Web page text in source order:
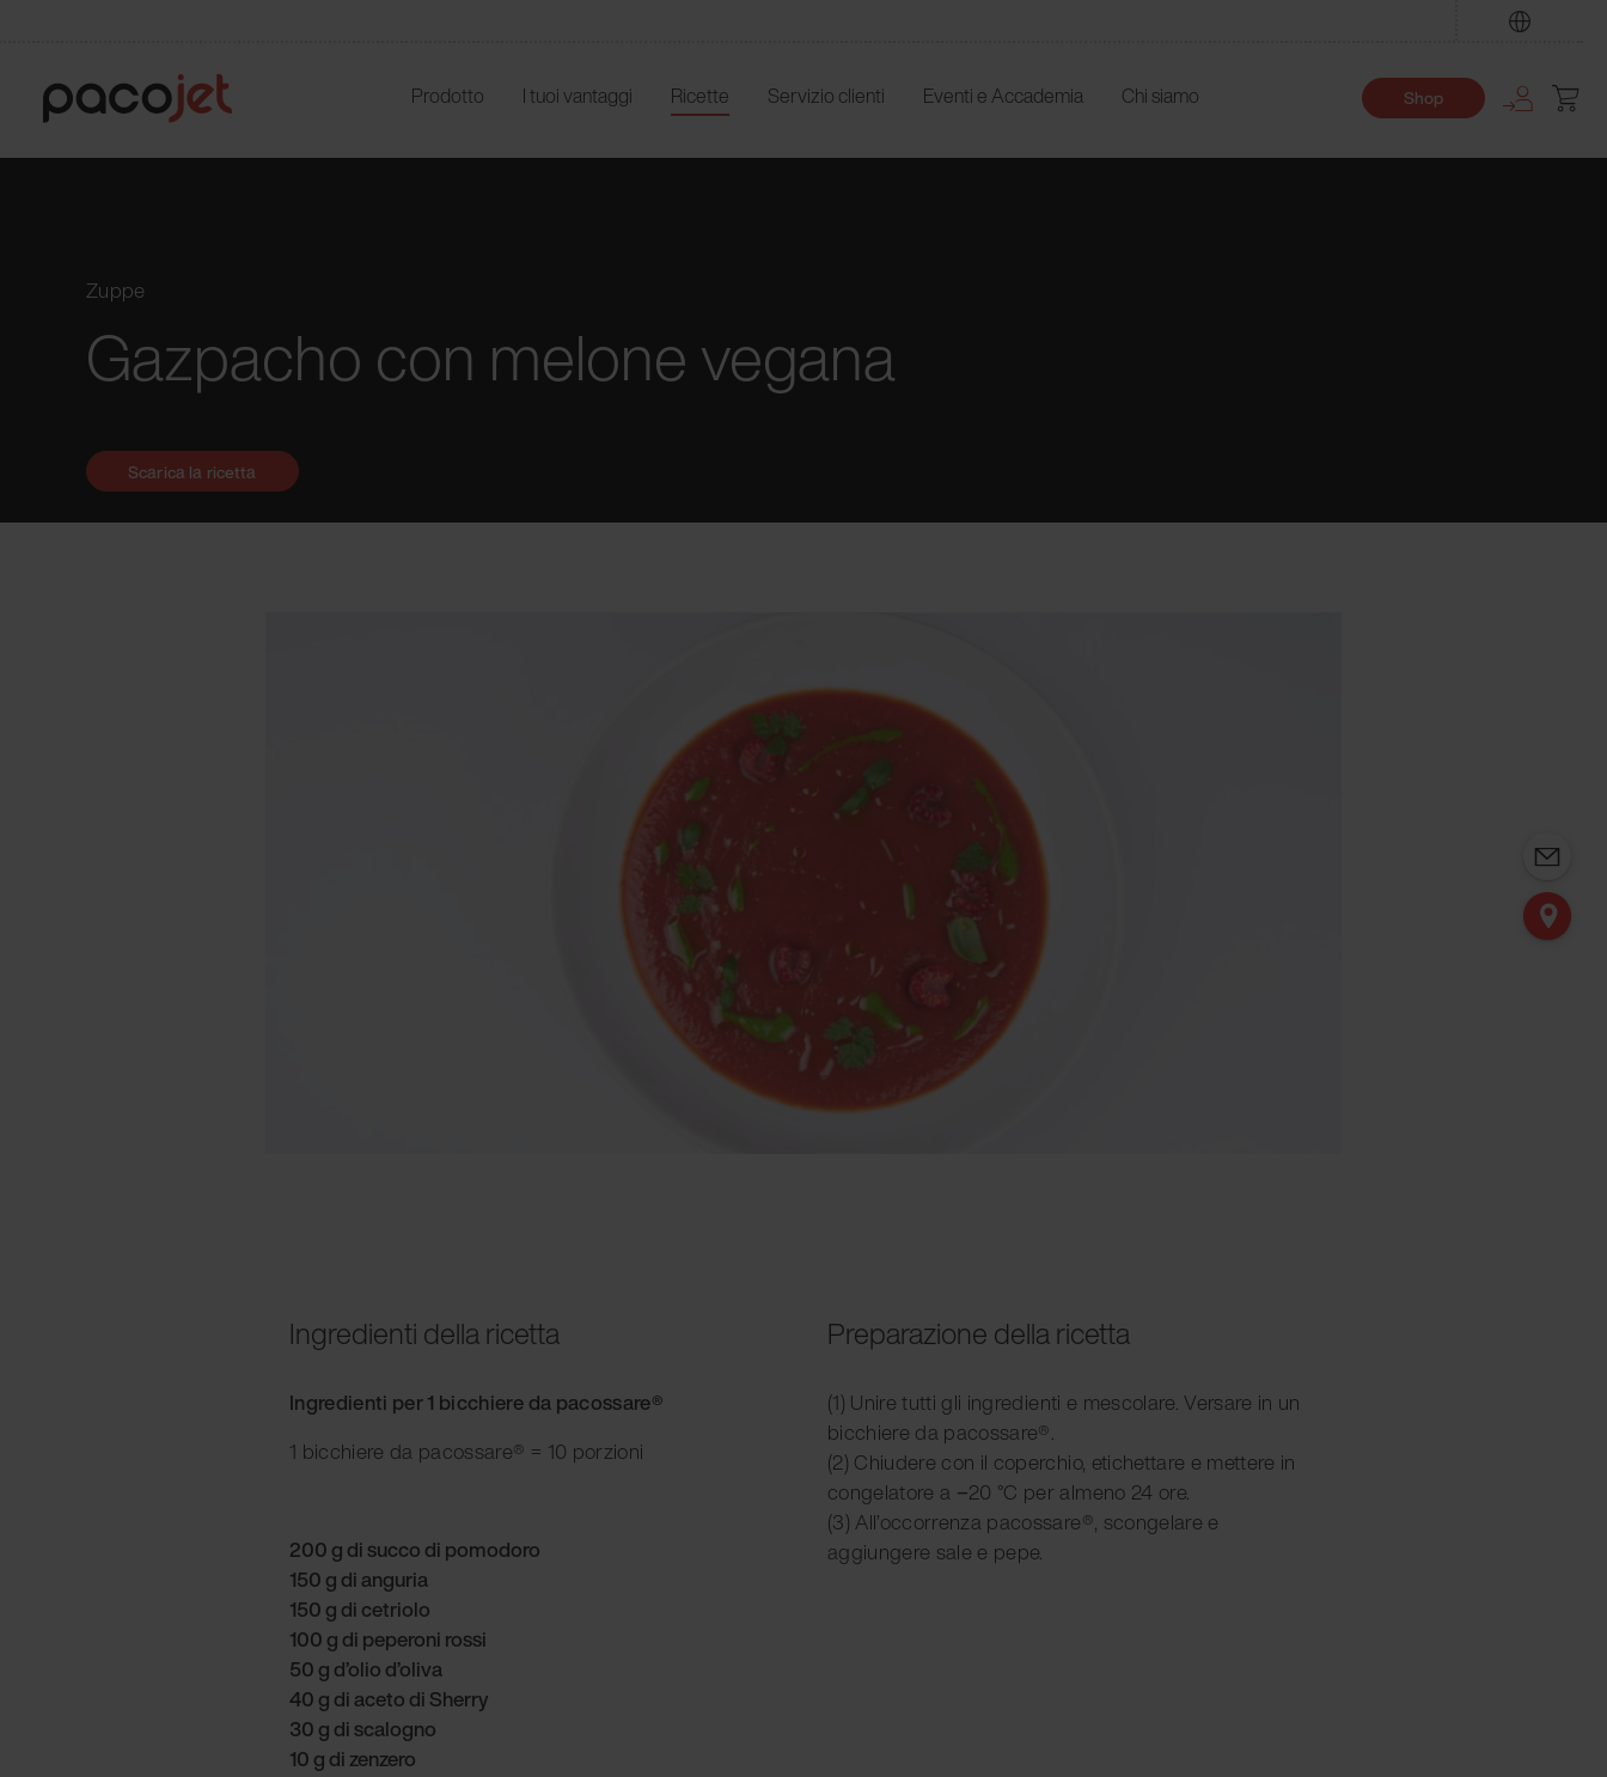
Prodotto I tuoi vantaggi Ricette Servizio clienti Eventi e Accademia Chi siamo Shop
Zuppe
Gazpacho con melone vegana
Ingredienti della ricetta
Ingredienti per 1 bicchiere da pacossare®
1 bicchiere da pacossare® = 10 porzioni
200 g di succo di pomodoro
150 g di anguria
150 g di cetriolo
100 g di peperoni rossi
50 g d’olio d’oliva
40 g di aceto di Sherry
30 g di scalogno
10 g di zenzero
Preparazione della ricetta
(1) Unire tutti gli ingredienti e mescolare. Versare in un
bicchiere da pacossare®.
(2) Chiudere con il coperchio, etichettare e mettere in
congelatore a −20 °C per almeno 24 ore.
(3) All’occorrenza pacossare®, scongelare e
aggiungere sale e pepe.
Scarica la ricetta